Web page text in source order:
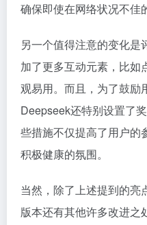
确保即使在网络状况不佳
另一个值得注意的变化是
加了更多互动元素，比如
观易用。而且，为了鼓励
Deepseek还特别设置了
些措施不仅提高了用户的
积极健康的氛围。
当然，除了上述提到的
版本还有其他许多改进之